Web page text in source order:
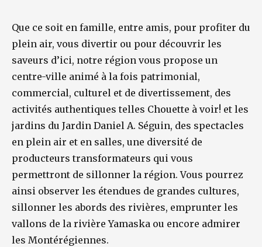
Que ce soit en famille, entre amis, pour profiter du
plein air, vous divertir ou pour découvrir les
saveurs d’ici, notre région vous propose un
centre-ville animé à la fois patrimonial,
commercial, culturel et de divertissement, des
activités authentiques telles Chouette à voir! et les
jardins du Jardin Daniel A. Séguin, des spectacles
en plein air et en salles, une diversité de
producteurs transformateurs qui vous
permettront de sillonner la région. Vous pourrez
ainsi observer les étendues de grandes cultures,
sillonner les abords des rivières, emprunter les
vallons de la rivière Yamaska ou encore admirer
les Montérégiennes.